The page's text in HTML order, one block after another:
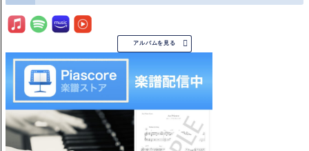
アルバムを見る 